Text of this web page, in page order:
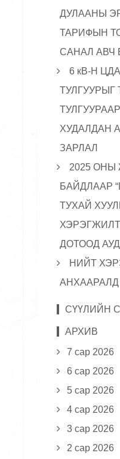
ДУЛААНЫ
ТАРИФЫН
САНАЛ АВЧ
6 кВ-Н
ТУЛГУУРЫГ
ХУДАЛДАН
ЗАРЛАЛ
2025
БАЙДЛААР
ТУХАЙ
ДОТООД
НИЙТ
АНХААРАЛД
СҮҮЛИЙН
АРХИВ
7 сар 2026
6 сар 2026
5 сар 2026
4 сар 2026
3 сар 2026
2 сар 2026